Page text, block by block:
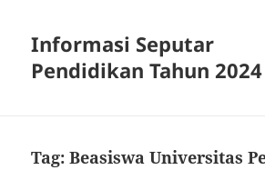
Informasi Seputar
Pendidikan Tahun 2024
Tag:Beasiswa Universitas